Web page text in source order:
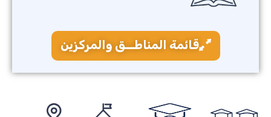
قائمة المناطــق والمركزين